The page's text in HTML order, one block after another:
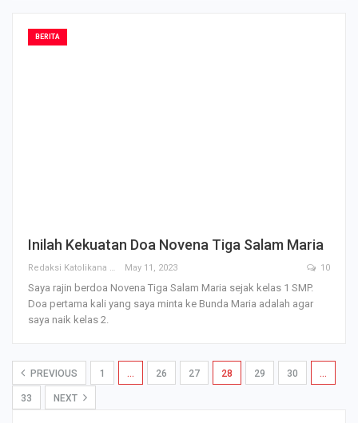
BERITA
Inilah Kekuatan Doa Novena Tiga Salam Maria
Redaksi Katolikana May 11, 2023 10
Saya rajin berdoa Novena Tiga Salam Maria sejak kelas 1 SMP.
Doa pertama kali yang saya minta ke Bunda Maria adalah agar
saya naik kelas 2.
PREVIOUS 1 … 26 27 28 29 30 …
33 NEXT